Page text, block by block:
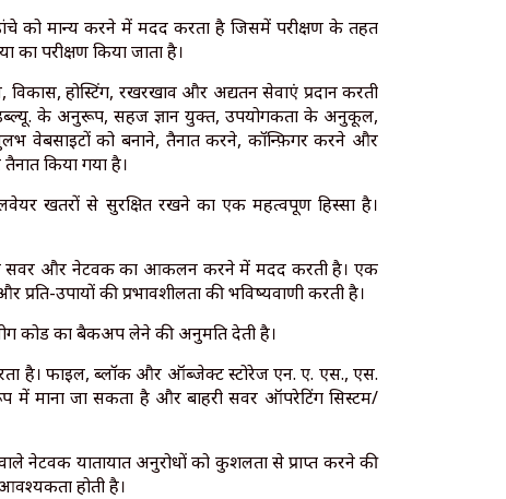
को मान्य करने में मदद करता है जिसमें परीक्षण के तहत
का परीक्षण किया जाता है।
होस्टिंग, रखरखाव और अद्यतन सेवाएं प्रदान करती
के अनुरूप, सहज ज्ञान युक्त, उपयोगकर्ता के अनुकूल,
वेबसाइटों को बनाने, तैनात करने, कॉन्फ़िगर करने और
किया गया है।
खतरों से सुरक्षित रखने का एक महत्वपूर्ण हिस्सा है।
सर्वर और नेटवर्क का आकलन करने में मदद करती है। एक
उपायों की प्रभावशीलता की भविष्यवाणी करती है।
कोड का बैकअप लेने की अनुमति देती है।
है। फाइल, ब्लॉक और ऑब्जेक्ट स्टोरेज एन. ए. एस., एस.
माना जा सकता है और बाहरी सर्वर ऑपरेटिंग सिस्टम/
यातायात अनुरोधों को कुशलता से प्राप्त करने की
होती है।